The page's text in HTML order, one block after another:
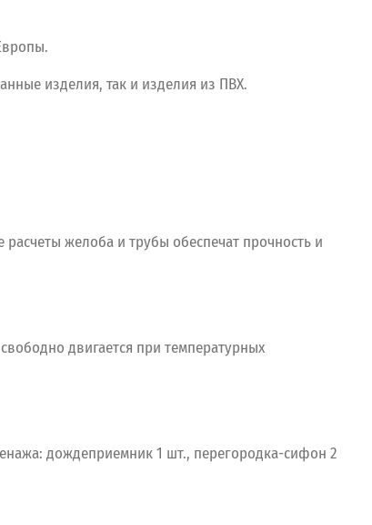
изделия, так и изделия из ПВХ.
желоба и трубы обеспечат прочность и
двигается при температурных
дождеприемник 1 шт., перегородка-сифон 2